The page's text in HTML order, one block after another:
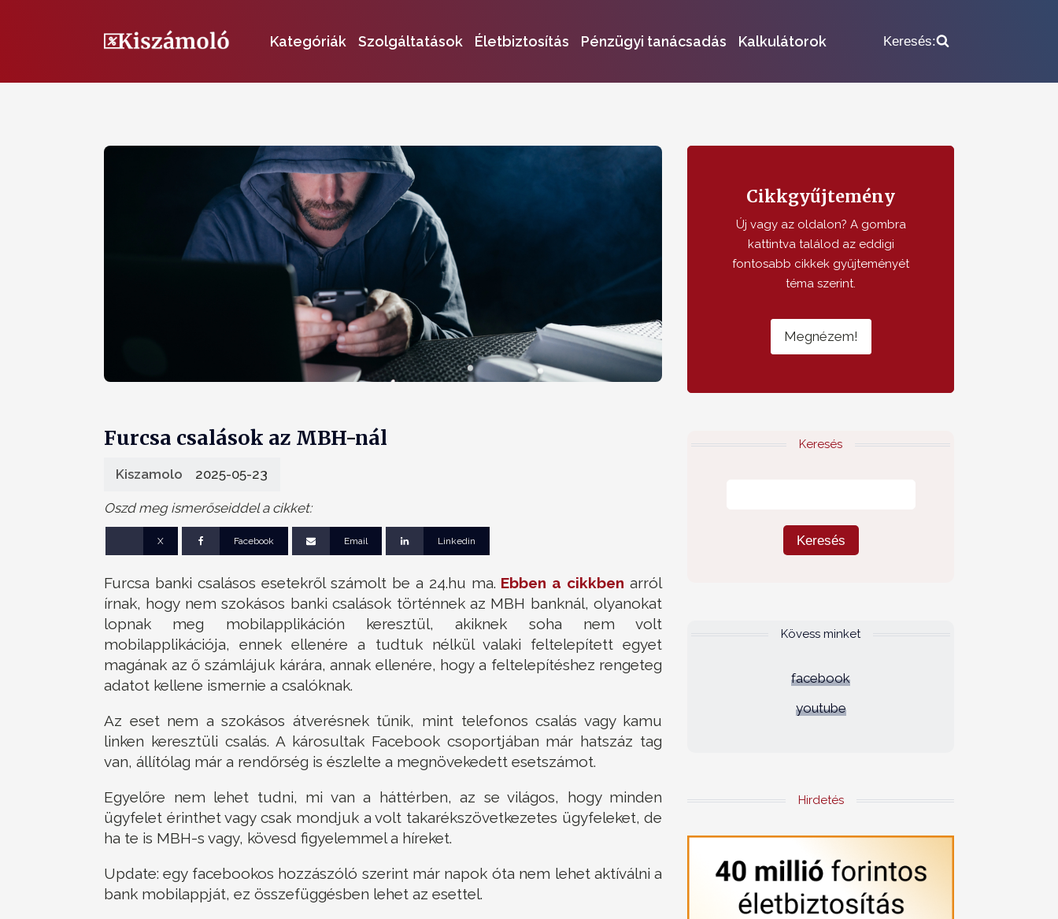
Kategóriák Szolgáltatások Életbiztosítás Pénzügyi tanácsadás Kalkulátorok Keresés:
Furcsa csalások az MBH-nál
Kiszamolo 2025-05-23
Oszd meg ismerőseiddel a cikket:
X Facebook Email Linkedin
Furcsa banki csalásos esetekről számolt be a 24.hu ma. Ebben a cikkben arról
írnak, hogy nem szokásos banki csalások történnek az MBH banknál, olyanokat
lopnak meg mobilapplikáción keresztül, akiknek soha nem volt
mobilapplikációja, ennek ellenére a tudtuk nélkül valaki feltelepített egyet
magának az ő számlájuk kárára, annak ellenére, hogy a feltelepítéshez rengeteg
adatot kellene ismernie a csalóknak.
Az eset nem a szokásos átverésnek tűnik, mint telefonos csalás vagy kamu
linken keresztüli csalás. A károsultak Facebook csoportjában már hatszáz tag
van, állítólag már a rendőrség is észlelte a megnövekedett esetszámot.
Egyelőre nem lehet tudni, mi van a háttérben, az se világos, hogy minden
ügyfelet érinthet vagy csak mondjuk a volt takarékszövetkezetes ügyfeleket, de
ha te is MBH-s vagy, kövesd figyelemmel a híreket.
Update: egy facebookos hozzászóló szerint már napok óta nem lehet aktíválni a
bank mobilappját, ez összefüggésben lehet az esettel.
Cikkgyűjtemény
Új vagy az oldalon? A gombra
kattintva találod az eddigi
fontosabb cikkek gyűjteményét
téma szerint.
Megnézem!
Keresés
Kövess minket
facebook
youtube
Hirdetés